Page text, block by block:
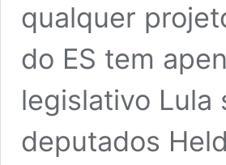
qualquer
do ES tem
legislativo
deputados